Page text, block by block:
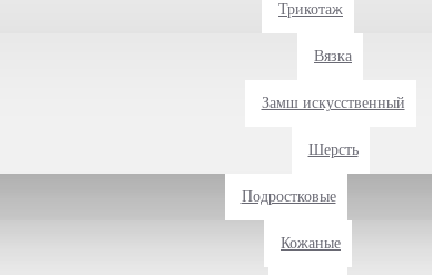
Трикотаж
Вязка
Замш искусственный
Шерсть
Подростковые
Кожаные